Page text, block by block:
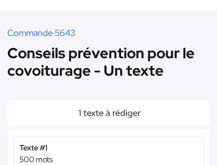
Commande 5643
Conseils prévention pour le
covoiturage - Un texte
1 texte à rédiger
Texte #1
500 mots